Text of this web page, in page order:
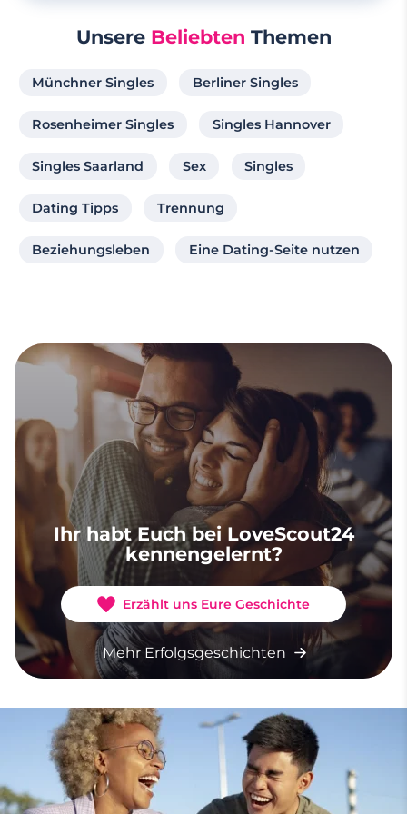
Unsere Beliebten Themen
Münchner Singles Berliner Singles
Rosenheimer Singles Singles Hannover
Singles Saarland Sex Singles
Dating Tipps Trennung
Beziehungsleben Eine Dating-Seite nutzen
Ihr habt Euch bei LoveScout24
kennengelernt?
Erzählt uns Eure Geschichte
Mehr Erfolgsgeschichten